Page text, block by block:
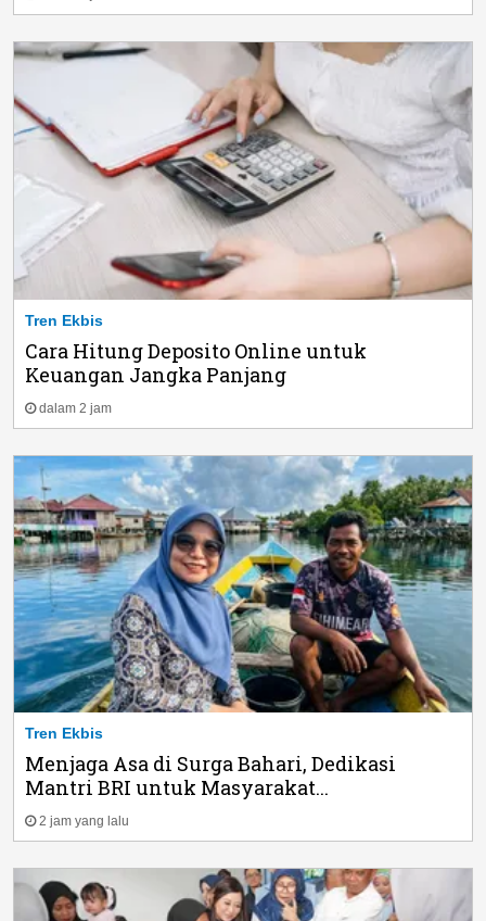
Tren Ekbis
Cara Hitung Deposito Online untuk
Keuangan Jangka Panjang
dalam 2 jam
Tren Ekbis
Menjaga Asa di Surga Bahari, Dedikasi
Mantri BRI untuk Masyarakat...
2 jam yang lalu